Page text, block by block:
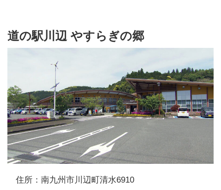
道の駅川辺 やすらぎの郷
住所：南九州市川辺町清水6910